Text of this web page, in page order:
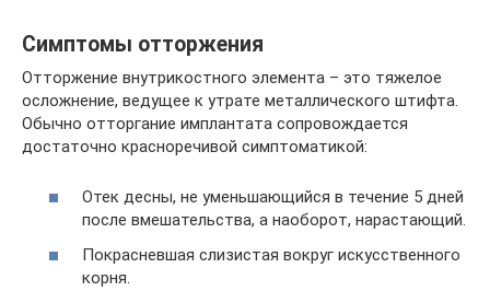
Симптомы отторжения
Отторжение внутрикостного элемента – это тяжелое
осложнение, ведущее к утрате металлического штифта.
Обычно отторгание имплантата сопровождается
достаточно красноречивой симптоматикой:
Отек десны, не уменьшающийся в течение 5 дней
после вмешательства, а наоборот, нарастающий.
Покрасневшая слизистая вокруг искусственного
корня.